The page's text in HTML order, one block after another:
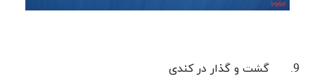
گشت و گذار در کندی